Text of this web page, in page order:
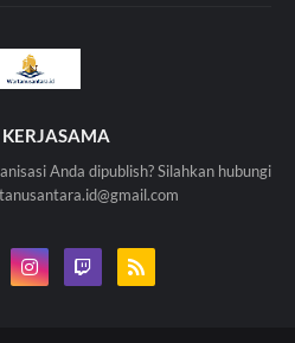
Anda dipublish? Silahkan hubungi